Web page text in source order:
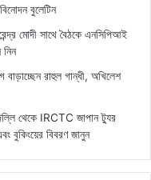
বুলেটিন
মোদী সাথে বৈঠকে এনসিপিআই
নিন
রাহুল গান্ধী, অখিলেশ
থেকে IRCTC জাপান ট্যুর
বুকিংয়ের বিবরণ জানুন